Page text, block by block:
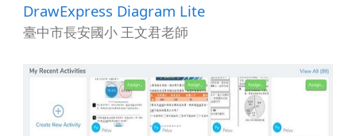
DrawExpress Diagram Lite
臺中市長安國小 王文君老師